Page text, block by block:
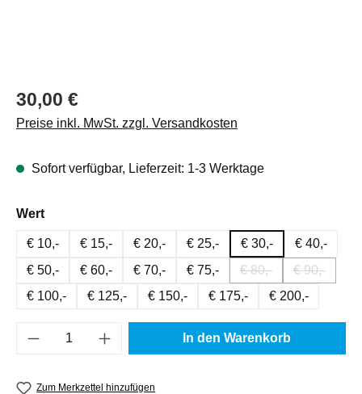
Regulärer Preis:
30,00 €
Preise inkl. MwSt. zzgl. Versandkosten
Sofort verfügbar, Lieferzeit: 1-3 Werktage
Wertauswählen
€ 10,- € 15,- € 20,- € 25,- € 30,-
€ 40,-
€ 50,-
€ 60,- € 70,- € 75,- € 80,-
(Diese Option ist
€ 90,-
(Diese
€ 100,- € 125,- € 150,- € 175,- € 200,-
Produkt Anzahl: Gib den gewünschten
In den Warenkorb
Zum Merkzettel hinzufügen